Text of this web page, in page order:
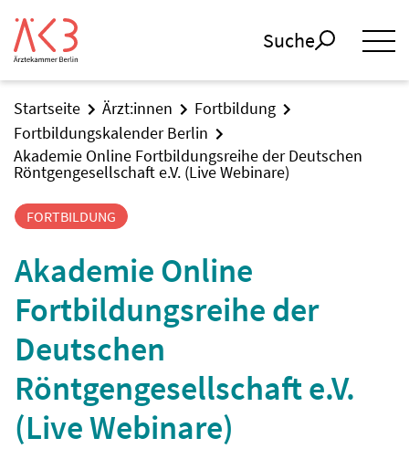
Suche
Startseite Ärzt:innen
Fortbildung
Fortbildungskalender Berlin
Akademie Online Fortbildungsreihe der Deutschen
Röntgengesellschaft e.V. (Live Webinare)
FORTBILDUNG
Akademie Online
Fortbildungsreihe der
Deutschen
Röntgengesellschaft e.V.
(Live Webinare)